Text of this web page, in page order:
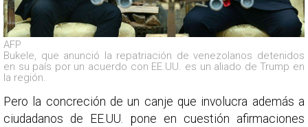
AFP
Bukele, que anunció la repatriación de venezolanos detenidos
en su país por un acuerdo con EE.UU. es un aliado de Trump en
la región.
Pero la concreción de un canje que involucra además a
ciudadanos de EE.UU. pone en cuestión afirmaciones